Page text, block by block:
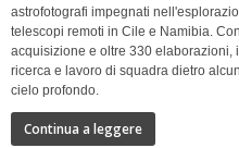
astrofotografi impegnati
telescopi remoti in Cile e Namibia.
acquisizione e oltre 330 elaborazioni,
ricerca e lavoro di squadra dietro
cielo profondo.
Continua a leggere